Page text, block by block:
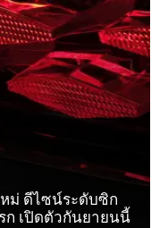
หม่ ดีไซน์ระดับซิก
ก เปิดตัวกันยายนนี้